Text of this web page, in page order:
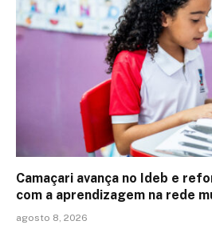
Camaçari avança no Ideb e
com a aprendizagem na rede
agosto 8, 2026